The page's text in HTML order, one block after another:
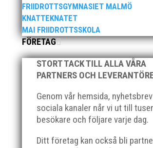
FRIIDROTTSGYMNASIET MALMÖ
KNATTEKNATET
MAI FRIIDROTTSSKOLA
FÖRETAG
STORT TACK TILL ALLA VÅRA
PARTNERS OCH
Genom vår hemsida,
sociala kanaler når vi ut till
besökare och följare varje dag.
Ditt företag kan också bli
skötebarn i alla år. MAI-delegationen
priset ”Årets pulshöjare”, och bland
ordförande Fredrik Wennolf på plats för
hyllningarna. –...
från MAI RUNNERS som sprang det